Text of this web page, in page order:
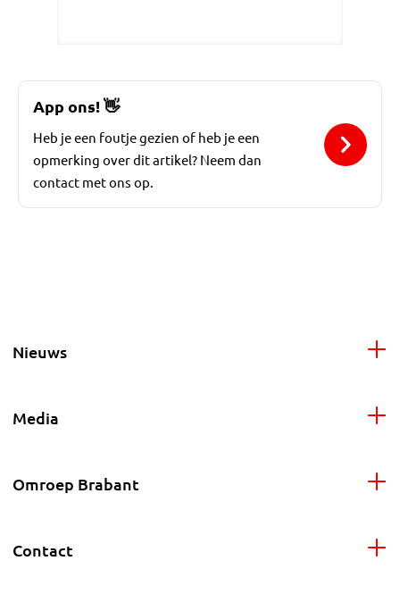
App ons!👋
Heb je een foutje gezien of heb je een
opmerking over dit artikel? Neem dan
contact met ons op.
Nieuws
Media
Omroep Brabant
Contact